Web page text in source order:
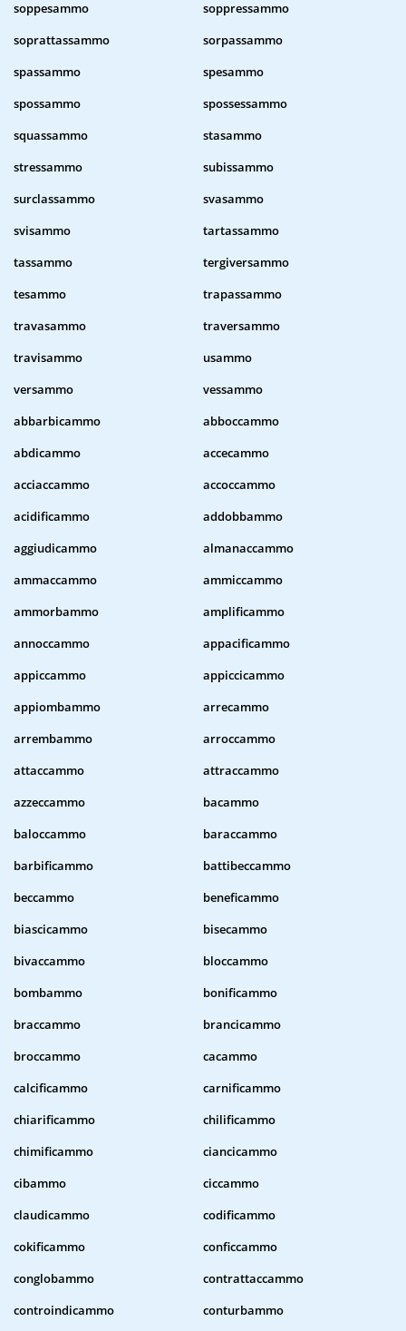
soppesammo
soppressammo
soprattassammo
sorpassammo
spassammo
spesammo
spossammo
spossessammo
squassammo
stasammo
stressammo
subissammo
surclassammo
svasammo
svisammo
tartassammo
tassammo
tergiversammo
tesammo
trapassammo
travasammo
traversammo
travisammo
usammo
versammo
vessammo
abbarbicammo
abboccammo
abdicammo
accecammo
acciaccammo
accoccammo
acidificammo
addobbammo
aggiudicammo
almanaccammo
ammaccammo
ammiccammo
ammorbammo
amplificammo
annoccammo
appacificammo
appiccammo
appiccicammo
appiombammo
arrecammo
arrembammo
arroccammo
attaccammo
attraccammo
azzeccammo
bacammo
baloccammo
baraccammo
barbificammo
battibeccammo
beccammo
beneficammo
biascicammo
bisecammo
bivaccammo
bloccammo
bombammo
bonificammo
braccammo
brancicammo
broccammo
cacammo
calcificammo
carnificammo
chiarificammo
chilificammo
chimificammo
ciancicammo
cibammo
ciccammo
claudicammo
codificammo
cokificammo
conficcammo
conglobammo
contrattaccammo
controindicammo
conturbammo